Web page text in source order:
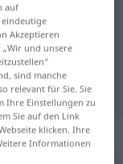
für
auf
Akzeptieren
und unsere
sind manche
relevant für Sie. Sie
Ihre Einstellungen zu
Sie auf den Link
klicken. Ihre
Informationen